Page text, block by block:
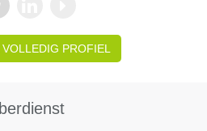
PROFIEL